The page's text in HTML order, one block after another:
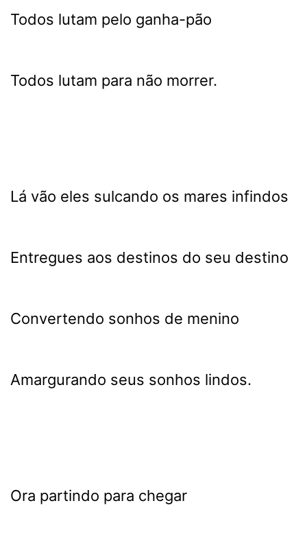
Todos lutam pelo ganha-pão
Todos lutam para não morrer.
Lá vão eles sulcando os mares infindos
Entregues aos destinos do seu destino
Convertendo sonhos de menino
Amargurando seus sonhos lindos.
Ora partindo para chegar